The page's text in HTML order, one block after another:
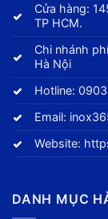
Cửa hàng:
TP HCM.
Chi nhánh
Hà Nội
Hotline:
Email:
Website:
DANH MỤC